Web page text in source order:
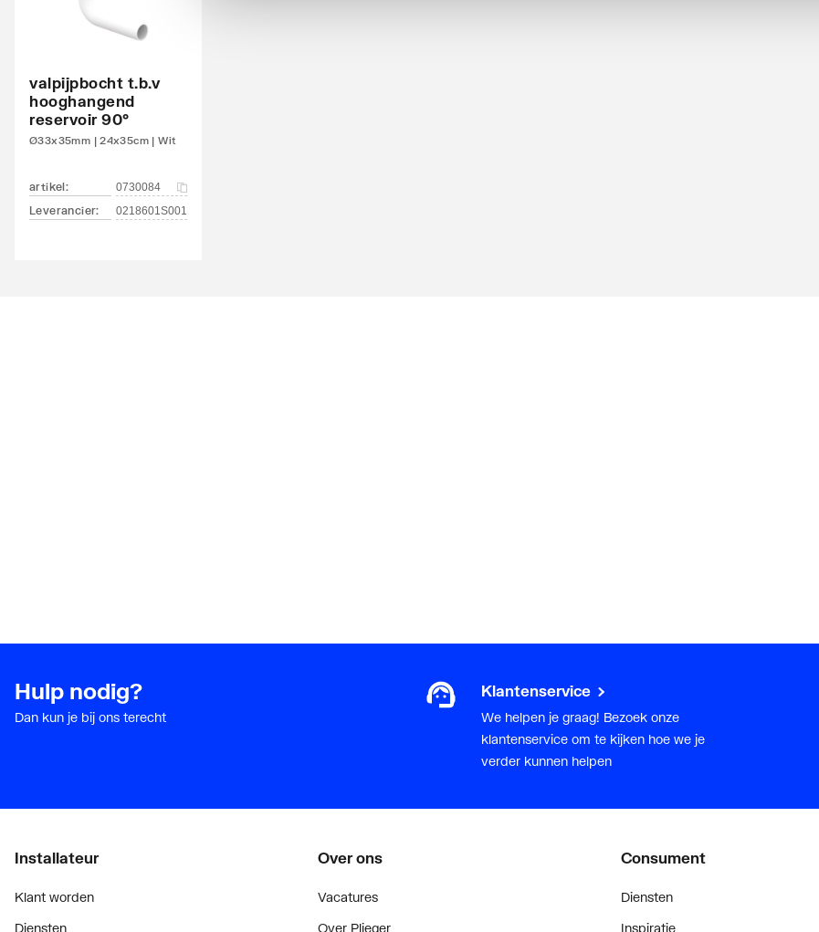
valpijpbocht t.b.v
hooghangend
reservoir 90°
Ø33x35mm | 24x35cm | Wit
artikel: 0730084
Leverancier: 0218601S001
Hulp nodig?
Dan kun je bij ons terecht
Klantenservice
We helpen je graag! Bezoek onze
klantenservice om te kijken hoe we je
verder kunnen helpen
Installateur
Klant worden
Diensten
Over ons
Vacatures
Over Plieger
Consument
Diensten
Inspiratie